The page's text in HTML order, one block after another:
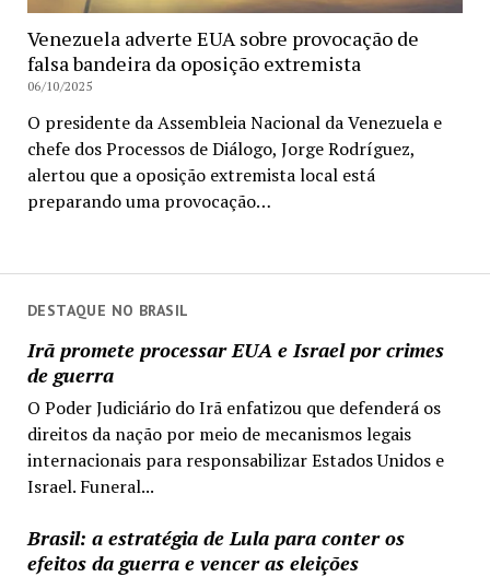
DESTAQUE NO BRASIL
Irã promete processar EUA e Israel por crimes
de guerra
O Poder Judiciário do Irã enfatizou que defenderá os
direitos da nação por meio de mecanismos legais
internacionais para responsabilizar Estados Unidos e
Israel. Funeral...
Brasil: a estratégia de Lula para conter os
efeitos da guerra e vencer as eleições
Venezuela adverte EUA sobre provocação de
falsa bandeira da oposição extremista
06/10/2025
O presidente da Assembleia Nacional da Venezuela e
chefe dos Processos de Diálogo, Jorge Rodríguez,
alertou que a oposição extremista local está
preparando uma provocação…